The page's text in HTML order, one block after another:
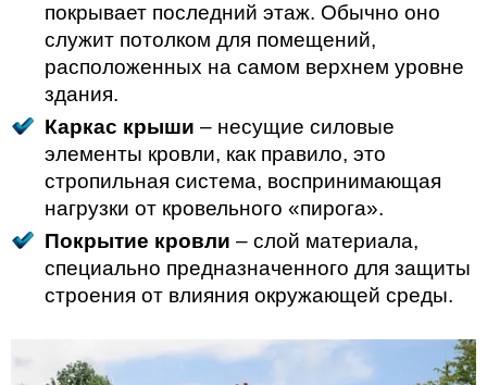
покрывает последний этаж. Обычно оно
служит потолком для помещений,
расположенных на самом верхнем уровне
здания.
Каркас крыши – несущие силовые
элементы кровли, как правило, это
стропильная система, воспринимающая
нагрузки от кровельного «пирога».
Покрытие кровли – слой материала,
специально предназначенного для защиты
строения от влияния окружающей среды.